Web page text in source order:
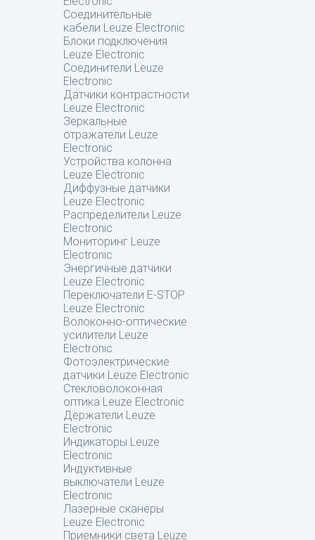
Соединительные
кабели Leuze Electronic
Блоки подключения
Leuze Electronic
Соединители Leuze
Electronic
Датчики контрастности
Leuze Electronic
Зеркальные
отражатели Leuze
Electronic
Устройства колонна
Leuze Electronic
Диффузные датчики
Leuze Electronic
Распределители Leuze
Electronic
Мониторинг Leuze
Electronic
Энергичные датчики
Leuze Electronic
Переключатели E-STOP
Leuze Electronic
Волоконно-оптические
усилители Leuze
Electronic
Фотоэлектрические
датчики Leuze Electronic
Стекловолоконная
оптика Leuze Electronic
Держатели Leuze
Electronic
Индикаторы Leuze
Electronic
Индуктивные
выключатели Leuze
Electronic
Лазерные сканеры
Leuze Electronic
Приемники света Leuze